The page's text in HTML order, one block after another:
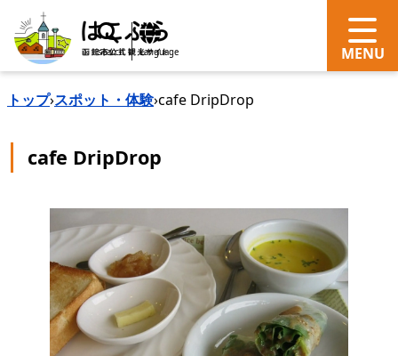
search Language
トップ›スポット・体験›cafe DripDrop
cafe DripDrop